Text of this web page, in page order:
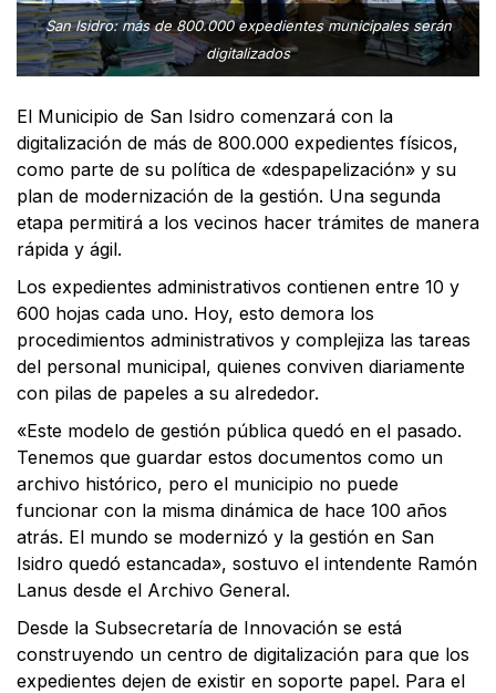
San Isidro: más de 800.000 expedientes municipales serán
digitalizados
El Municipio de San Isidro comenzará con la
digitalización de más de 800.000 expedientes físicos,
como parte de su política de «despapelización» y su
plan de modernización de la gestión. Una segunda
etapa permitirá a los vecinos hacer trámites de manera
rápida y ágil.
Los expedientes administrativos contienen entre 10 y
600 hojas cada uno. Hoy, esto demora los
procedimientos administrativos y complejiza las tareas
del personal municipal, quienes conviven diariamente
con pilas de papeles a su alrededor.
«Este modelo de gestión pública quedó en el pasado.
Tenemos que guardar estos documentos como un
archivo histórico, pero el municipio no puede
funcionar con la misma dinámica de hace 100 años
atrás. El mundo se modernizó y la gestión en San
Isidro quedó estancada», sostuvo el intendente Ramón
Lanus desde el Archivo General.
Desde la Subsecretaría de Innovación se está
construyendo un centro de digitalización para que los
expedientes dejen de existir en soporte papel. Para el